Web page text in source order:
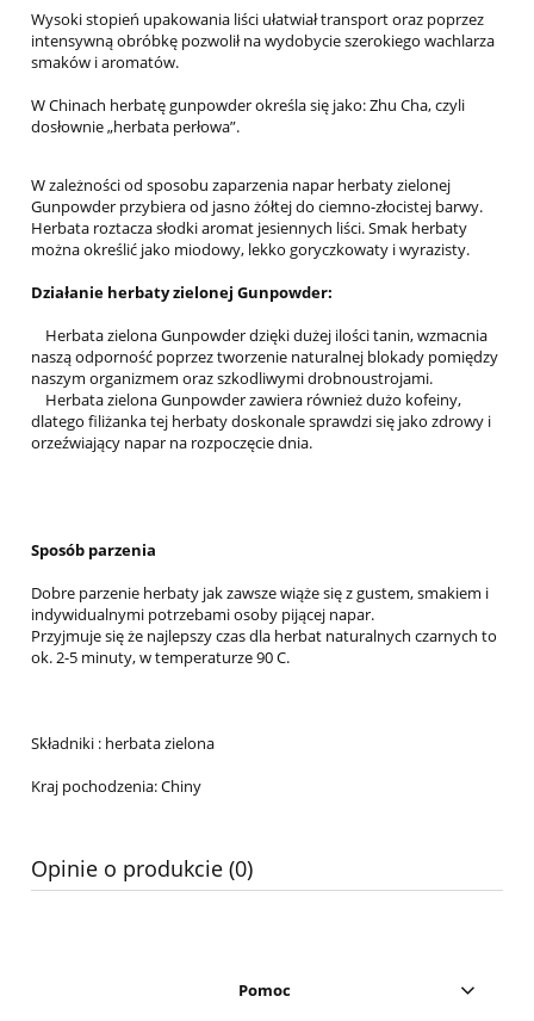
Wysoki stopień upakowania liści ułatwiał transport oraz poprzez
intensywną obróbkę pozwolił na wydobycie szerokiego wachlarza
smaków i aromatów.
W Chinach herbatę gunpowder określa się jako: Zhu Cha, czyli
dosłownie „herbata perłowa”.
W zależności od sposobu zaparzenia napar herbaty zielonej
Gunpowder przybiera od jasno żółtej do ciemno-złocistej barwy.
Herbata roztacza słodki aromat jesiennych liści. Smak herbaty
można określić jako miodowy, lekko goryczkowaty i wyrazisty.
Działanie herbaty zielonej Gunpowder:
Herbata zielona Gunpowder dzięki dużej ilości tanin, wzmacnia
naszą odporność poprzez tworzenie naturalnej blokady pomiędzy
naszym organizmem oraz szkodliwymi drobnoustrojami.
Herbata zielona Gunpowder zawiera również dużo kofeiny,
dlatego filiżanka tej herbaty doskonale sprawdzi się jako zdrowy i
orzeźwiający napar na rozpoczęcie dnia.
Sposób parzenia
Dobre parzenie herbaty jak zawsze wiąże się z gustem, smakiem i
indywidualnymi potrzebami osoby pijącej napar.
Przyjmuje się że najlepszy czas dla herbat naturalnych czarnych to
ok. 2-5 minuty, w temperaturze 90 C.
Składniki : herbata zielona
Kraj pochodzenia: Chiny
Opinie o produkcie (0)
Pomoc